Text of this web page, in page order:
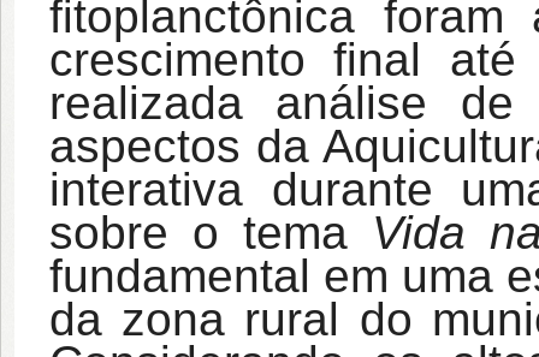
fitoplanctônica
crescimento final
realizada análise
aspectos da
interativa durante
sobre o tema Vida
fundamental em uma
da zona rural do